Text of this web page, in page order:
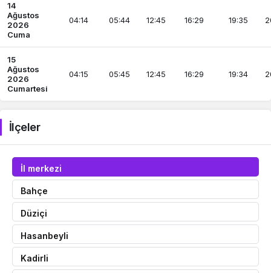
14
Ağustos
2026
Cuma
04:14 05:44 12:45 16:29 19:35
15
Ağustos
2026
Cumartesi
04:15 05:45 12:45 16:29 19:34
İlçeler
İl merkezi
Bahçe
Düziçi
Hasanbeyli
Kadirli